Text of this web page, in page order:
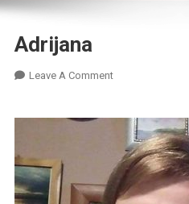
Adrijana
Leave A CommentOn